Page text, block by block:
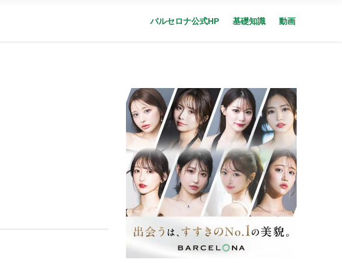
バルセロナ公式HP 基礎知識 動画